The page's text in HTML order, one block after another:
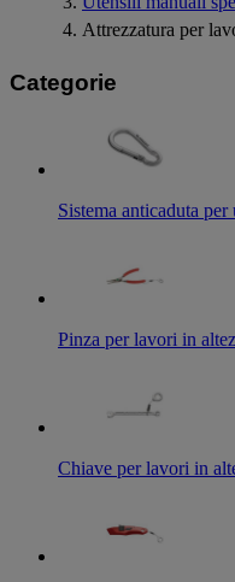
Attrezzatura per
Categorie
Sistema anticaduta
Pinza per lavori in
Chiave per lavori in